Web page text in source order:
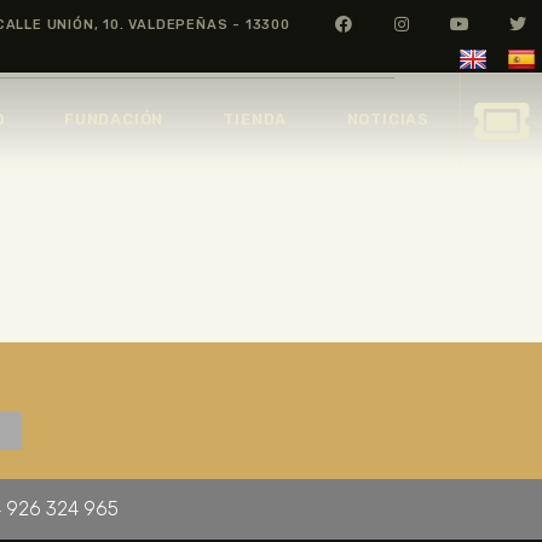
UNIÓN, 10. VALDEPEÑAS - 13300
926 324 965